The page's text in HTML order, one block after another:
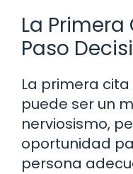
La Primera
Paso
La primera
puede ser un
nerviosismo,
oportunidad
persona